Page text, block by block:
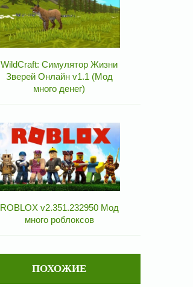
WildCraft: Симулятор Жизни
Зверей Онлайн v1.1 (Мод
много денег)
ROBLOX v2.351.232950 Мод
много роблоксов
ПОХОЖИЕ